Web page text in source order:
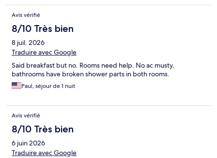
Avis vérifié
8/10 Très bien
8 juil. 2026
Traduire avec Google
Said breakfast but no. Rooms need help. No ac musty,
bathrooms have broken shower parts in both rooms.
Paul, séjour de 1 nuit
Avis vérifié
8/10 Très bien
6 juin 2026
Traduire avec Google